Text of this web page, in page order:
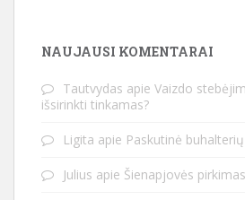
NAUJAUSI KOMENTARAI
Tautvydas apie Vaizdo
išsirinkti tinkamas?
Ligita apie Paskutinė
Julius apie Šienapjovės